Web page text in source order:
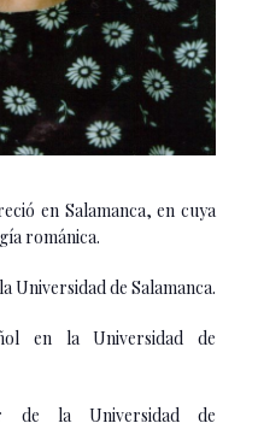
en Salamanca, en cuya
románica.
Universidad de Salamanca.
en la Universidad de
de la Universidad de